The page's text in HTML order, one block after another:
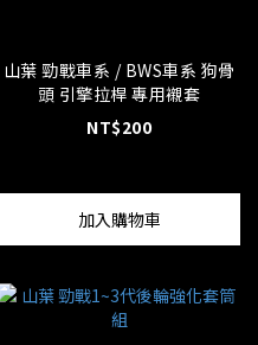
山葉 勁戰車系 / BWS車系 狗骨
頭 引擎拉桿 專用襯套
NT$200
加入購物車